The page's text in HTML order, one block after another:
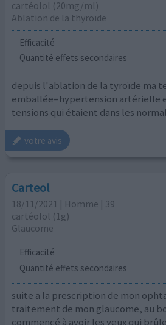
cartéolol (20mg/ml)
Ablation de la thyroïde
Efficacité
Quantité effets secondaires
depuis l'ablation de la tyroïde ma
emballée=hypertension artérielle
tensions qui étaient dans les
votre avis
Carteol
18/11/2021 | Homme | 39
cartéolol (1g)
Glaucome
Efficacité
Quantité effets secondaires
suite a la prescription de mon
traitement de mon glaucome, au
commencé à avoir les yeux qui